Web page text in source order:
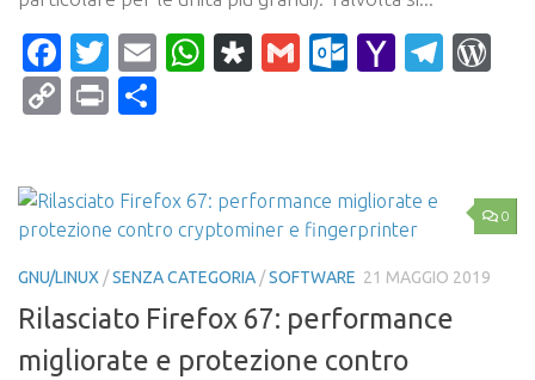
Facebook
Twitter
EmailWhatsApp
Diaspora
Gmail Yahoo
CopyPrint
0
GNU/LINUX /SENZA CATEGORIA /SOFTWARE 21 MAGGIO 2019
Rilasciato Firefox 67: performance
migliorate e protezione contro